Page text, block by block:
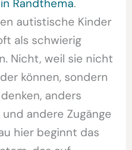
Randthema.
autistische Kinder
als schwierig
Nicht, weil sie nicht
können, sondern
anders
andere Zugänge
hier beginnt das